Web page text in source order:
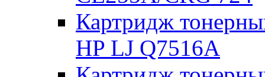
Картридж
HP LJ Q7516A